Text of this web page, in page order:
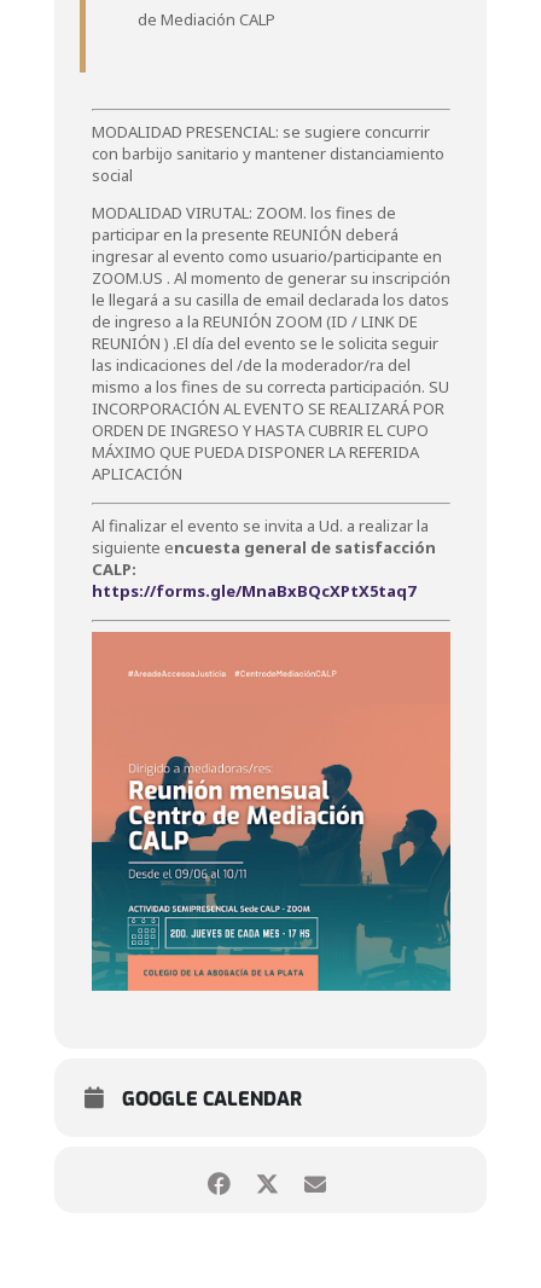
de Mediación CALP
MODALIDAD PRESENCIAL: se sugiere concurrir
con barbijo sanitario y mantener distanciamiento
social
MODALIDAD VIRUTAL: ZOOM. los fines de
participar en la presente REUNIÓN deberá
ingresar al evento como usuario/participante en
ZOOM.US . Al momento de generar su inscripción
le llegará a su casilla de email declarada los datos
de ingreso a la REUNIÓN ZOOM (ID / LINK DE
REUNIÓN ) .El día del evento se le solicita seguir
las indicaciones del /de la moderador/ra del
mismo a los fines de su correcta participación. SU
INCORPORACIÓN AL EVENTO SE REALIZARÁ POR
ORDEN DE INGRESO Y HASTA CUBRIR EL CUPO
MÁXIMO QUE PUEDA DISPONER LA REFERIDA
APLICACIÓN
Al finalizar el evento se invita a Ud. a realizar la
siguiente encuesta general de satisfacción
CALP:
https://forms.gle/MnaBxBQcXPtX5taq7
GOOGLE CALENDAR